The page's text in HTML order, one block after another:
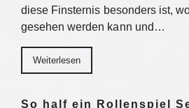
diese Finsternis besonders ist,
gesehen werden kann und…
Weiterlesen
So half ein Rollenspiel